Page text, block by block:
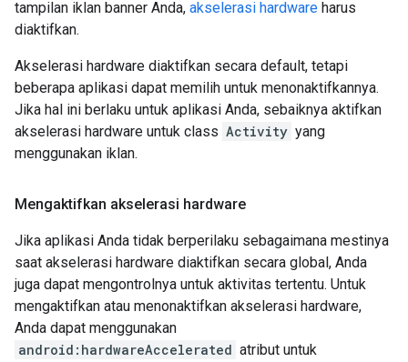
tampilan iklan banner Anda, akselerasi hardware harus
diaktifkan.
Akselerasi hardware diaktifkan secara default, tetapi
beberapa aplikasi dapat memilih untuk menonaktifkannya.
Jika hal ini berlaku untuk aplikasi Anda, sebaiknya aktifkan
akselerasi hardware untuk class Activity yang
menggunakan iklan.
Mengaktifkan akselerasi hardware
Jika aplikasi Anda tidak berperilaku sebagaimana mestinya
saat akselerasi hardware diaktifkan secara global, Anda
juga dapat mengontrolnya untuk aktivitas tertentu. Untuk
mengaktifkan atau menonaktifkan akselerasi hardware,
Anda dapat menggunakan
android:hardwareAccelerated atribut untuk